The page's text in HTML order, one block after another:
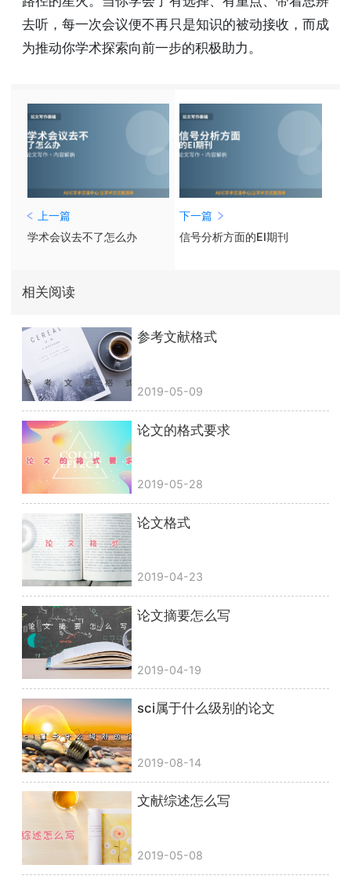
去听，每一次会议便不再只是知识的被动接收，而成
为推动你学术探索向前一步的积极助力。
上一篇
学术会议去不了怎么办
下一篇
信号分析方面的EI期刊
相关阅读
参考文献格式
2019-05-09
论文的格式要求
2019-05-28
论文格式
2019-04-23
论文摘要怎么写
2019-04-19
sci属于什么级别的论文
2019-08-14
文献综述怎么写
2019-05-08